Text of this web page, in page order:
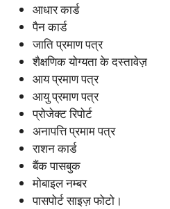
आधार कार्ड
पैन कार्ड
जाति प्रमाण पत्र
शैक्षणिक योग्यता के दस्तावेज़
आय प्रमाण पत्र
आयु प्रमाण पत्र
प्रोजेक्ट रिपोर्ट
अनापत्ति प्रमाम पत्र
राशन कार्ड
बैंक पासबुक
मोबाइल नम्बर
पासपोर्ट साइज़ फोटो।